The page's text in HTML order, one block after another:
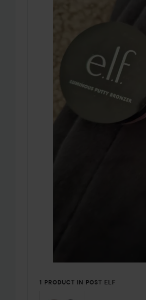
1 PRODUCT IN POST ELF